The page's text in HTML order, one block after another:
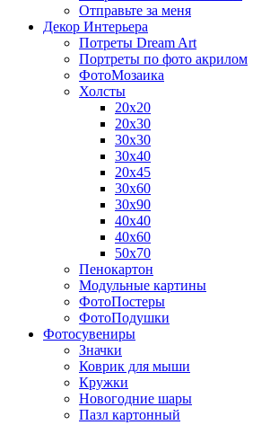
Отправьте за меня
Декор Интерьера
Потреты Dream Art
Портреты по фото акрилом
ФотоМозаика
Холсты
20х20
20х30
30х30
30х40
20х45
30х60
30х90
40х40
40х60
50х70
Пенокартон
Модульные картины
ФотоПостеры
ФотоПодушки
Фотоcувениры
Значки
Коврик для мыши
Кружки
Новогодние шары
Пазл картонный